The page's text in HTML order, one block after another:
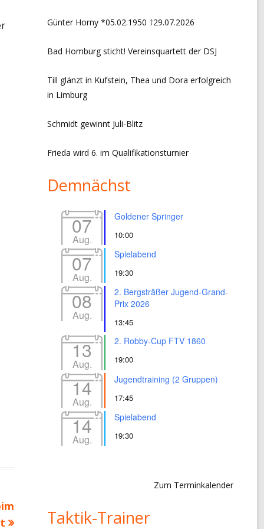
DATENSCHUTZERKLÄRUNG
Günter Horny *05.02.1950 †29.07.2026
Bad Homburg sticht! Vereinsquartett der DSJ
Till glänzt in Kufstein, Thea und Dora erfolgreich
in Limburg
Schmidt gewinnt Juli-Blitz
Frieda wird 6. im Qualifikationsturnier
Demnächst
07
Aug.
Goldener Springer
10:00
07
Aug.
Spielabend
19:30
08
Aug.
2. Bergsträßer Jugend-Grand-
Prix 2026
13:45
13
Aug.
2. Robby-Cup FTV 1860
19:00
14
Aug.
Jugendtraining (2 Gruppen)
17:45
14
Aug.
Spielabend
19:30
Zum Terminkalender
Taktik-Trainer